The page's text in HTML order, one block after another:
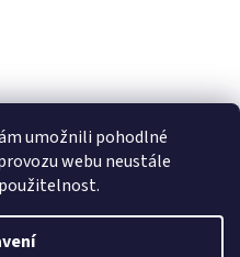
umožnili pohodlné
webu neustále